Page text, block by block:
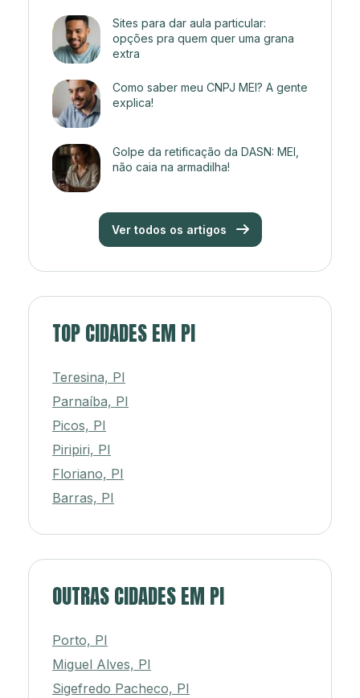
Sites para dar aula particular:
opções pra quem quer uma grana
extra
Como saber meu CNPJ MEI? A gente
explica!
Golpe da retificação da DASN: MEI,
não caia na armadilha!
Ver todos os artigos
TOP CIDADES EM PI
Teresina, PI
Parnaíba, PI
Picos, PI
Piripiri, PI
Floriano, PI
Barras, PI
OUTRAS CIDADES EM PI
Porto, PI
Miguel Alves, PI
Sigefredo Pacheco, PI